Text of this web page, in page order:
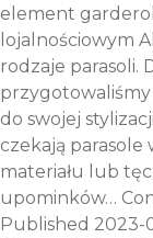
element
lojalnościowym
rodzaje parasoli.
do swojej
czekają
materiału lub
upominków…
Published 2023-